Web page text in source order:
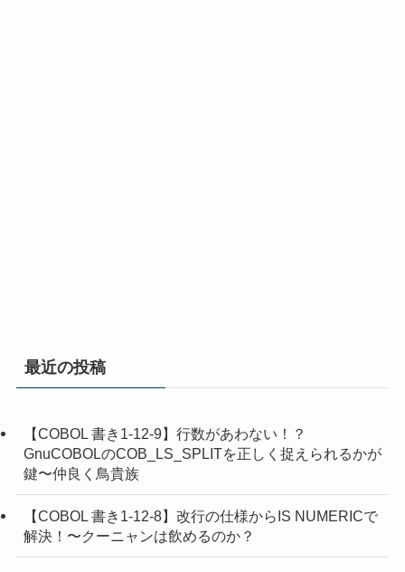
最近の投稿
【COBOL 書き1-12-9】行数があわない！？
GnuCOBOLのCOB_LS_SPLITを正しく捉えられるかが
鍵〜仲良く鳥貴族
【COBOL 書き1-12-8】改行の仕様からIS NUMERICで
解決！〜クーニャンは飲めるのか？